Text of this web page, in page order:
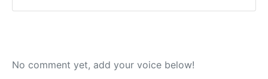
No comment yet, add your voice below!